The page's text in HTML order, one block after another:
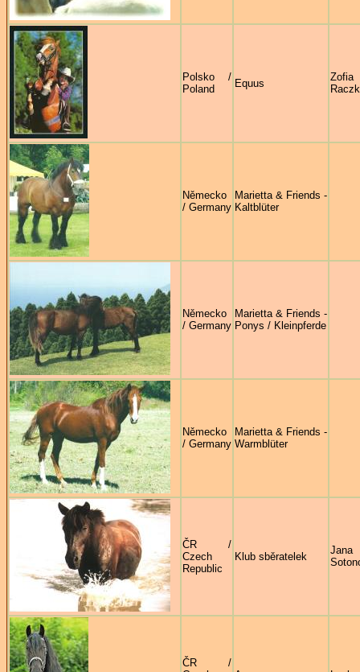
Polsko /
Poland
Equus
Zofia
Německo
/ Germany
Marietta & Friends -
Kaltblüter
Německo
/ Germany
Marietta & Friends -
Ponys / Kleinpferde
Německo
/ Germany
Marietta & Friends -
Warmblüter
ČR /
Czech
Republic
Klub sběratelek
Jana
ČR /